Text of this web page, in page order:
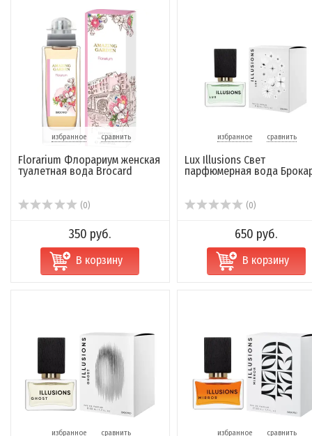
избранное сравнить
Florarium Флорариум женская
туалетная вода Brocard
(0)
350 руб.
В корзину
избранное сравнить
Lux Illusions Свет
парфюмерная вода
(0)
650 руб.
В корзину
избранное сравнить избранное сравнить